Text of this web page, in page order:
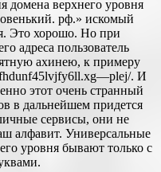
домена верхнего уровня
рф.» искомый
Это хорошо. Но при
адреса пользователь
ахинею, к примеру
. И
этот очень странный
в дальнейшем придется
сервисы, они не
алфавит. Универсальные
уровня бывают только с